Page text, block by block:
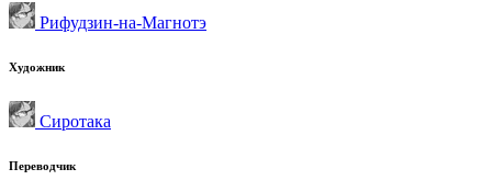
Рифудзин-на-Магнотэ
Художник
Сиротака
Переводчик